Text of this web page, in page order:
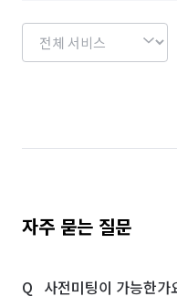
자주 묻는 질문
사전미팅이 가능한가